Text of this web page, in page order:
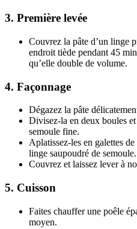
3. Première levée
Couvrez la pâte d’un linge
endroit tiède pendant 45
qu’elle double de volume.
4. Façonnage
Dégazez la pâte
Divisez-la en deux boules
semoule fine.
Aplatissez-les en galettes
linge saupoudré de semoule.
Couvrez et laissez lever à
5. Cuisson
Faites chauffer une poêle
moyen.